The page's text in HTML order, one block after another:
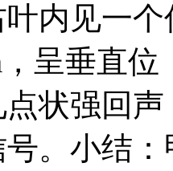
见一个
，呈垂直
状强回
。小结